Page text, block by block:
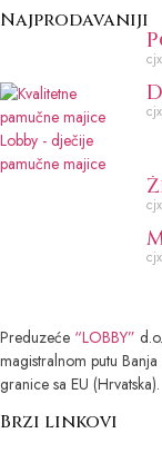
Najprodavaniji
Preduzeće “LOBBY”
magistralnom putu
granice sa EU (Hrvatska).
Brzi linkovi